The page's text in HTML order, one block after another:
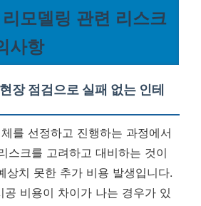
모델링 관련 리스크
사항
장 점검으로 실패 없는 인테
를 선정하고 진행하는 과정에서
스크를 고려하고 대비하는 것이
상치 못한 추가 비용 발생입니다.
공 비용이 차이가 나는 경우가 있